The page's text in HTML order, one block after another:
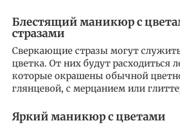
Блестящий маникюр с
стразами
Сверкающие стразы могут
цветка. От них будут расходиться
которые окрашены обычной
глянцевой, с мерцанием или
Яркий маникюр с цветами